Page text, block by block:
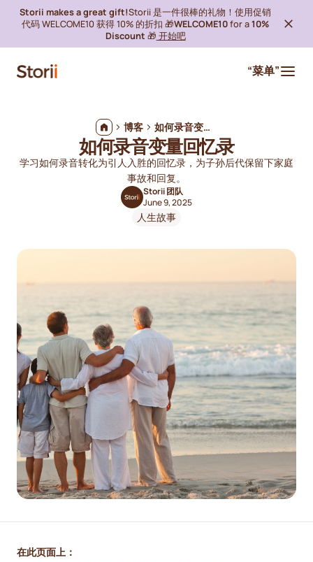
Storii makes a great gift!Storii 是一件很棒的礼物！使用促销
代码 WELCOME10 获得 10% 的折扣 🎁WELCOME10for a10%
Discount 🎁 开始吧
“菜单”
博客 如何录音变量回忆录
如何录音变量回忆录
学习如何录音转化为引人入胜的回忆录，为子孙后代保留下家庭
事故和回复。
Storii 团队
June 9, 2025
人生故事
在此页面上：